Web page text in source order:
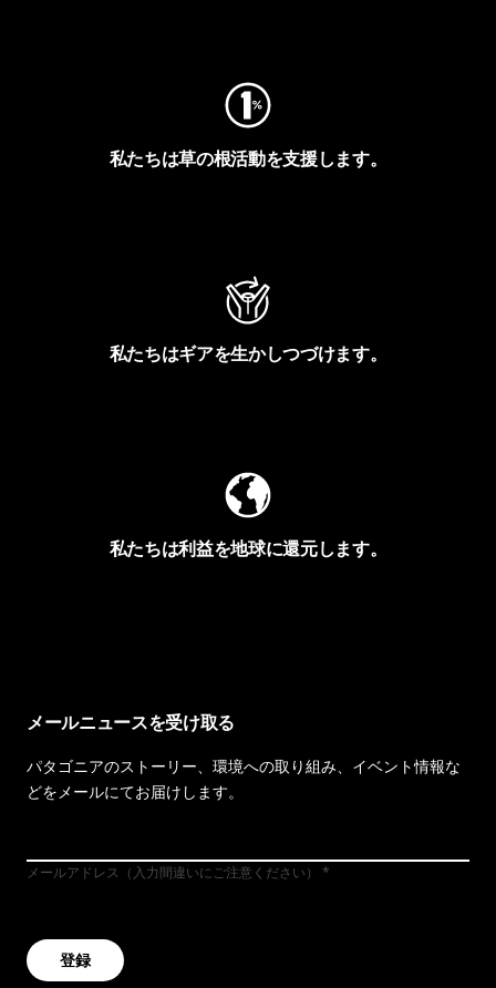
私たちは草の根活動を支援します。
私たちはギアを生かしつづけます。
私たちは利益を地球に還元します。
メールニュースを受け取る
パタゴニアのストーリー、環境への取り組み、イベント情報な
どをメールにてお届けします。
メールアドレス（入力間違いにご注意ください）
登録